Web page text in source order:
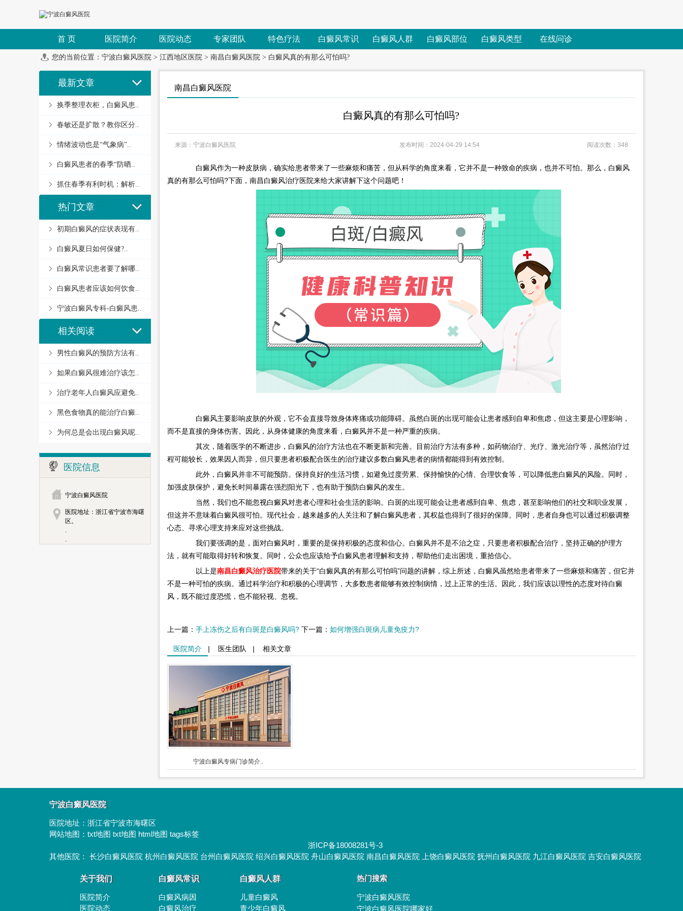
首 页 医院简介 医院动态 专家团队 特色疗法 白癜风常识 白癜风人群 白癜风部位 白癜风类型 在线问诊
您的当前位置： 宁波白癜风医院 > 江西地区医院 > 南昌白癜风医院 > 白癜风真的有那么可怕吗?
最新文章
换季整理衣柜，白癜风患..
春敏还是扩散？教你区分..
情绪波动也是“气象病”..
白癜风患者的春季“防晒..
抓住春季有利时机：解析..
热门文章
初期白癜风的症状表现有..
白癜风夏日如何保健?..
白癜风常识患者要了解哪..
白癜风患者应该如何饮食..
宁波白癜风专科-白癜风患..
相关阅读
男性白癜风的预防方法有..
如果白癜风很难治疗该怎..
治疗老年人白癜风应避免..
黑色食物真的能治疗白癜..
为何总是会出现白癜风呢..
医院信息
宁波白癜风医院
医院地址：浙江省宁波市海曙
区。
.
.
南昌白癜风医院
白癜风真的有那么可怕吗?
来源：宁波白癜风医院 发布时间：2024-04-29 14:54 阅读次数：348
白癜风作为一种皮肤病，确实给患者带来了一些麻烦和痛苦，但从科学的角度来看，它并不是一种致命的疾病，也并不可怕。那么，白癜风
真的有那么可怕吗?下面，南昌白癜风治疗医院来给大家讲解下这个问题吧！
白癜风主要影响皮肤的外观，它不会直接导致身体疼痛或功能障碍。虽然白斑的出现可能会让患者感到自卑和焦虑，但这主要是心理影响，
而不是直接的身体伤害。因此，从身体健康的角度来看，白癜风并不是一种严重的疾病。
其次，随着医学的不断进步，白癜风的治疗方法也在不断更新和完善。目前治疗方法有多种，如药物治疗、光疗、激光治疗等，虽然治疗过
程可能较长，效果因人而异，但只要患者积极配合医生的治疗建议多数白癜风患者的病情都能得到有效控制。
此外，白癜风并非不可能预防。保持良好的生活习惯，如避免过度劳累、保持愉快的心情、合理饮食等，可以降低患白癜风的风险。同时，
加强皮肤保护，避免长时间暴露在强烈阳光下，也有助于预防白癜风的发生。
当然，我们也不能忽视白癜风对患者心理和社会生活的影响。白斑的出现可能会让患者感到自卑、焦虑，甚至影响他们的社交和职业发展，
但这并不意味着白癜风很可怕。现代社会，越来越多的人关注和了解白癜风患者，其权益也得到了很好的保障。同时，患者自身也可以通过积极调整
心态、寻求心理支持来应对这些挑战。
我们要强调的是，面对白癜风时，重要的是保持积极的态度和信心。白癜风并不是不治之症，只要患者积极配合治疗，坚持正确的护理方
法，就有可能取得好转和恢复。同时，公众也应该给予白癜风患者理解和支持，帮助他们走出困境，重拾信心。
以上是南昌白癜风治疗医院带来的关于“白癜风真的有那么可怕吗”问题的讲解，综上所述，白癜风虽然给患者带来了一些麻烦和痛苦，但它并
不是一种可怕的疾病。通过科学治疗和积极的心理调节，大多数患者能够有效控制病情，过上正常的生活。因此，我们应该以理性的态度对待白癜
风，既不能过度恐慌，也不能轻视、忽视。
上一篇： 手上冻伤之后有白斑是白癜风吗?下一篇： 如何增强白斑病儿童免疫力?
医院简介 | 医生团队 | 相关文章
宁波白癜风专病门诊简介..
宁波白癜风医院
医院地址： 浙江省宁波市海曙区
网站地图： txt地图 txt地图 html地图 tags标签
浙ICP备18008281号-3
其他医院： 长沙白癜风医院 杭州白癜风医院 台州白癜风医院 绍兴白癜风医院 舟山白癜风医院 南昌白癜风医院 上饶白癜风医院 抚州白癜风医院 九江白癜风医院 吉安白癜风医院
关于我们
医院简介
医院动态
白癜风常识
白癜风病因
白癜风治疗
白癜风人群
儿童白癜风
青少年白癜风
热门搜索
宁波白癜风医院
宁波白癜风医院哪家好